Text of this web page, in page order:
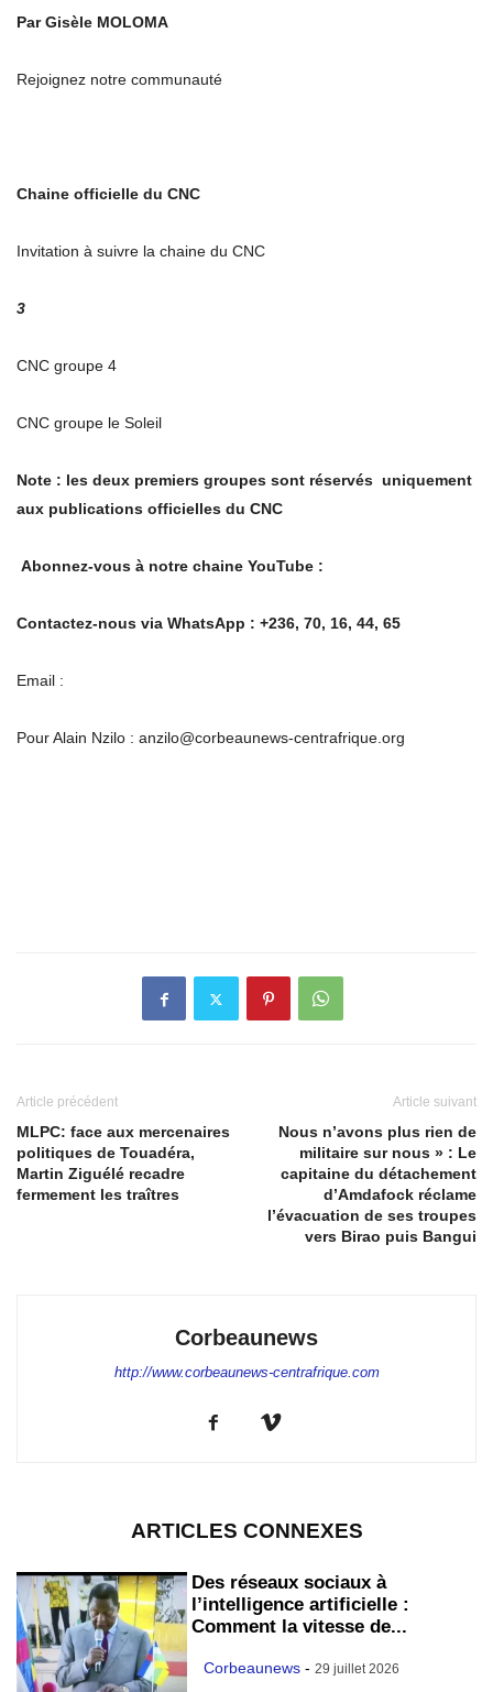
Par Gisèle MOLOMA
Rejoignez notre communauté
Chaine officielle du CNC
Invitation à suivre la chaine du CNC
3
CNC groupe 4
CNC groupe le Soleil
Note : les deux premiers groupes sont réservés uniquement
aux publications officielles du CNC
Abonnez-vous à notre chaine YouTube :
Contactez-nous via WhatsApp : +236, 70, 16, 44, 65
Email :
Pour Alain Nzilo : anzilo@corbeaunews-centrafrique.org
Article précédent
MLPC: face aux mercenaires
politiques de Touadéra,
Martin Ziguélé recadre
fermement les traîtres
Article suivant
Nous n’avons plus rien de
militaire sur nous » : Le
capitaine du détachement
d’Amdafock réclame
l’évacuation de ses troupes
vers Birao puis Bangui
Corbeaunews
http://www.corbeaunews-centrafrique.com
ARTICLES CONNEXES
Des réseaux sociaux à
l’intelligence artificielle :
Comment la vitesse de...
Corbeaunews - 29 juillet 2026